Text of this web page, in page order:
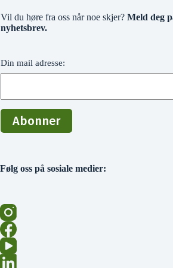
Vil du høre fra oss når noe skjer? Meld deg
nyhetsbrev.
Din mail adresse:
Følg oss på sosiale medier: